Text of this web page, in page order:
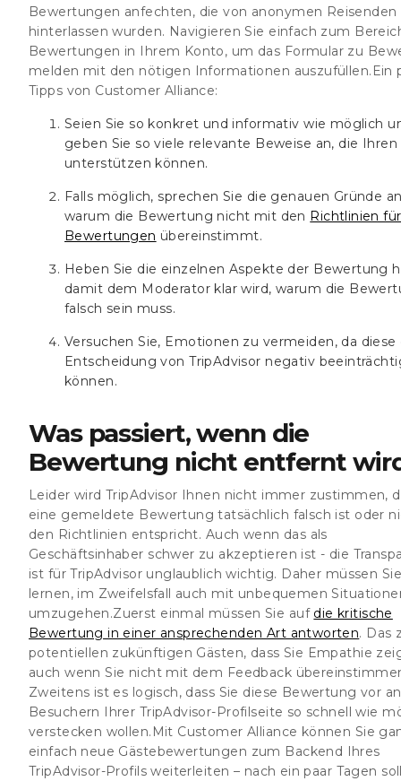
Bewertungen anfechten, die von anonymen Reisenden
hinterlassen wurden. Navigieren Sie einfach zum
Bewertungen in Ihrem Konto, um das Formular zu
melden mit den nötigen Informationen auszufüllen.Ein
Tipps von Customer Alliance:
Seien Sie so konkret und informativ wie möglich
geben Sie so viele relevante Beweise an, die Ihren
unterstützen können.
Falls möglich, sprechen Sie die genauen Gründe
warum die Bewertung nicht mit den Richtlinien für
Bewertungen übereinstimmt.
Heben Sie die einzelnen Aspekte der Bewertung
damit dem Moderator klar wird, warum die
falsch sein muss.
Versuchen Sie, Emotionen zu vermeiden, da diese
Entscheidung von TripAdvisor negativ
können.
Was passiert, wenn die
Bewertung nicht entfernt
Leider wird TripAdvisor Ihnen nicht immer zustimmen,
eine gemeldete Bewertung tatsächlich falsch ist oder
den Richtlinien entspricht. Auch wenn das als
Geschäftsinhaber schwer zu akzeptieren ist - die
ist für TripAdvisor unglaublich wichtig. Daher müssen Sie
lernen, im Zweifelsfall auch mit unbequemen
umzugehen.Zuerst einmal müssen Sie auf die kritische
Bewertung in einer ansprechenden Art antworten. Das
potentiellen zukünftigen Gästen, dass Sie Empathie
auch wenn Sie nicht mit dem Feedback
Zweitens ist es logisch, dass Sie diese Bewertung vor
Besuchern Ihrer TripAdvisor-Profilseite so schnell wie
verstecken wollen.Mit Customer Alliance können Sie
einfach neue Gästebewertungen zum Backend Ihres
TripAdvisor-Profils weiterleiten – nach ein paar Tagen